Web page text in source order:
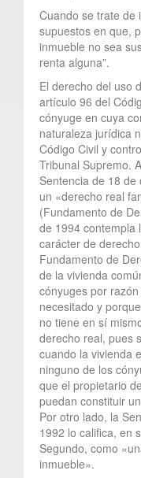
Cuando se trate de
supuestos en que,
inmueble no sea
renta alguna”.
El derecho del uso
artículo 96 del
cónyuge en cuya
naturaleza jurídica
Código Civil y
Tribunal Supremo.
Sentencia de 18
un «derecho real
(Fundamento de
de 1994 contempla
carácter de
Fundamento de
de la vivienda
cónyuges por
necesitado y
no tiene en sí
derecho real, pues
cuando la vivienda
ninguno de los
que el propietario
puedan constituir
Por otro lado, la
1992 lo califica, en
Segundo, como
inmueble».